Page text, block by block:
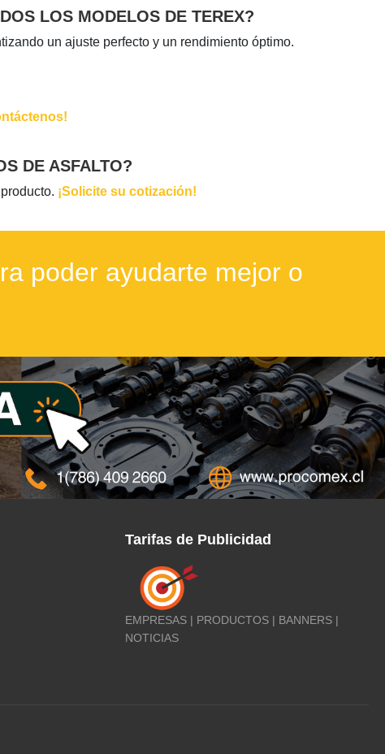
LOS MODELOS DE TEREX?
un ajuste perfecto y un rendimiento óptimo.
DE ASFALTO?
¡Solicite su cotización!
poder ayudarte mejor o
Tarifas de Publicidad
EMPRESAS | PRODUCTOS | BANNERS |
NOTICIAS